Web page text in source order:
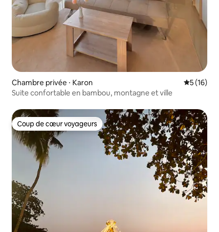
Chambre privée ⋅ Karon
5 (16)
Suite confortable en bambou, montagne et ville
Coup de cœur voyageurs
Coup de cœur voyageurs